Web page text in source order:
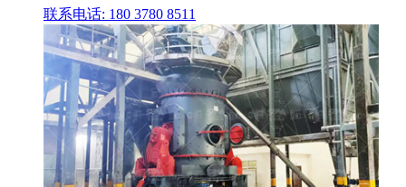
联系电话: 180 3780 8511